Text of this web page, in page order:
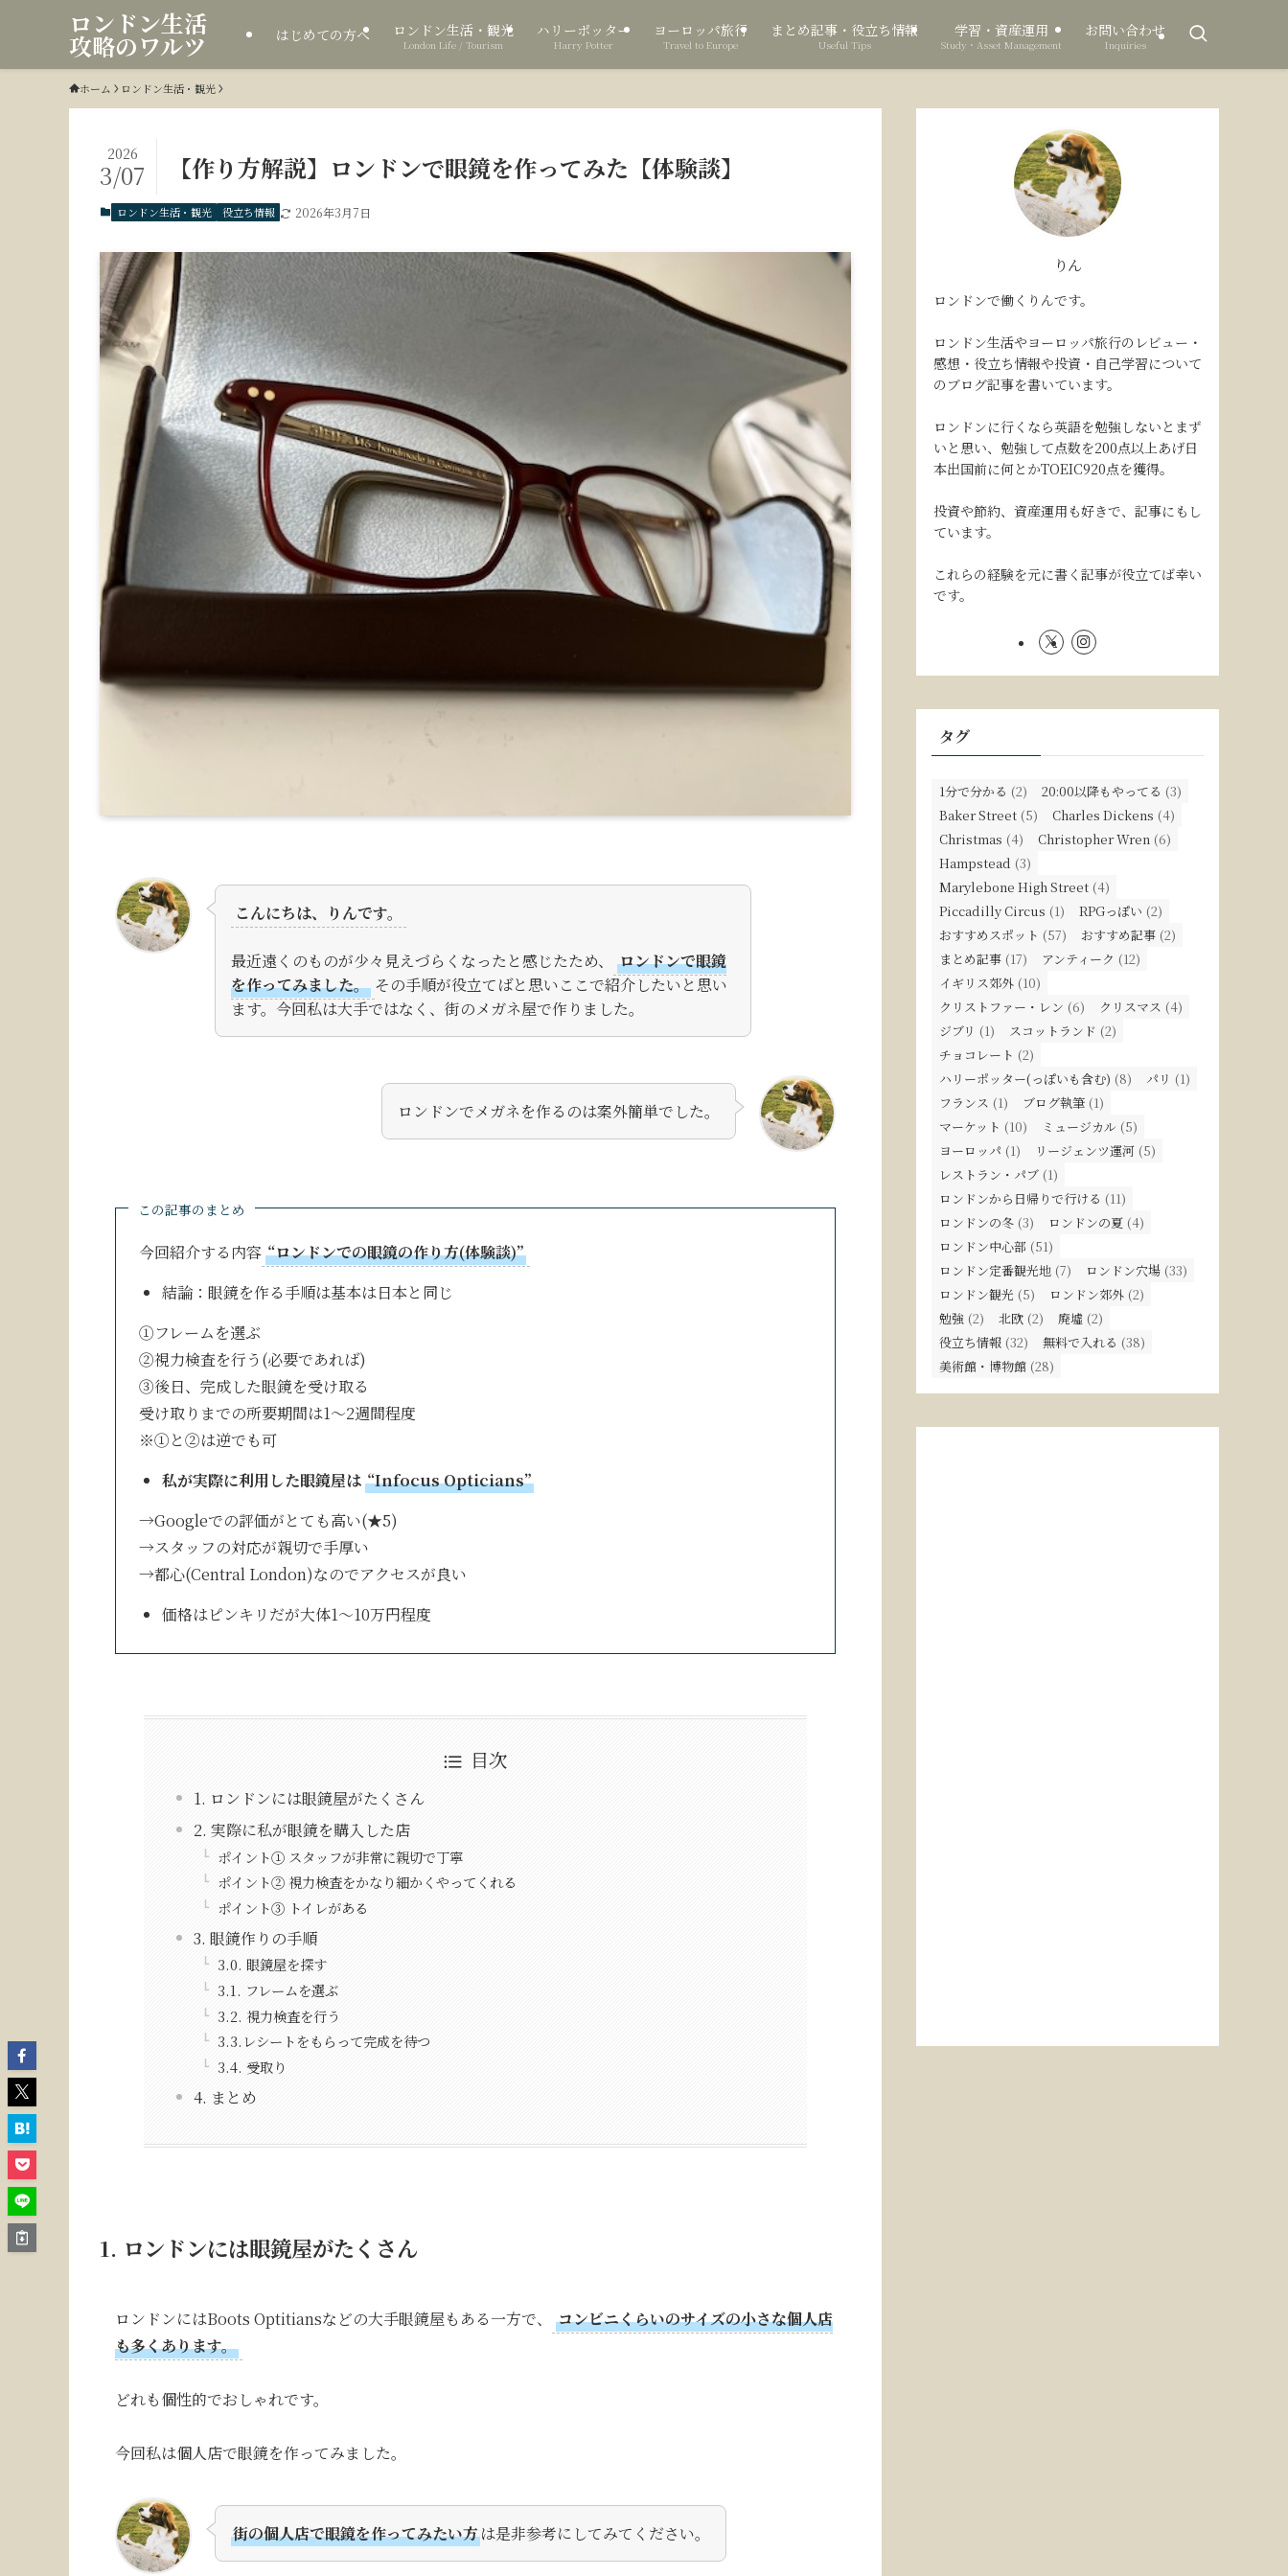
ロンドン生活
攻略のワルツ はじめての方へ ロンドン生活・観光
London Life / Tourism
ハリーポッター
Harry Potter
ヨーロッパ旅行
Travel to Europe
まとめ記事・役立ち情報
Useful Tips
学習・資産運用
Study・Asset Management
お問い合わせ
Inquiries
ホーム ロンドン生活・観光
【作り方解説】ロンドンで眼鏡を作ってみた【体験談】
2026
3/07
ロンドン生活・観光 役立ち情報 2026年3月7日
こんにちは、りんです。
最近遠くのものが少々見えづらくなったと感じたため、
ロンドンで眼鏡
を作ってみました。 その手順が役立てばと思いここで紹介したいと思い
ます。今回私は大手ではなく、街のメガネ屋で作りました。
ロンドンでメガネを作るのは案外簡単でした。
この記事のまとめ
今回紹介する内容 “ロンドンでの眼鏡の作り方(体験談)”
結論：眼鏡を作る手順は基本は日本と同じ
①フレームを選ぶ
②視力検査を行う(必要であれば)
③後日、完成した眼鏡を受け取る
受け取りまでの所要期間は1〜2週間程度
※①と②は逆でも可
私が実際に利用した眼鏡屋は “Infocus Opticians”
→Googleでの評価がとても高い(★5)
→スタッフの対応が親切で手厚い
→都心(Central London)なのでアクセスが良い
価格はピンキリだが大体1〜10万円程度
目次
1. ロンドンには眼鏡屋がたくさん
2. 実際に私が眼鏡を購入した店
ポイント① スタッフが非常に親切で丁寧
ポイント② 視力検査をかなり細かくやってくれる
ポイント③ トイレがある
3. 眼鏡作りの手順
3.0. 眼鏡屋を探す
3.1. フレームを選ぶ
3.2. 視力検査を行う
3.3.レシートをもらって完成を待つ
3.4. 受取り
4. まとめ
1. ロンドンには眼鏡屋がたくさん
ロンドンにはBoots Optitiansなどの大手眼鏡屋もある一方で、
コンビニくらいのサイズの小さな個人店
も多くあります。
どれも個性的でおしゃれです。
今回私は個人店で眼鏡を作ってみました。
街の個人店で眼鏡を作ってみたい方は是非参考にしてみてください。
りん
ロンドンで働くりんです。
ロンドン生活やヨーロッパ旅行のレビュー・
感想・役立ち情報や投資・自己学習について
のブログ記事を書いています。
ロンドンに行くなら英語を勉強しないとまず
いと思い、勉強して点数を200点以上あげ日
本出国前に何とかTOEIC920点を獲得。
投資や節約、資産運用も好きで、記事にもし
ています。
これらの経験を元に書く記事が役立てば幸い
です。
タグ
1分で分かる (2) 20:00以降もやってる (3)
Baker Street (5) Charles Dickens (4)
Christmas (4) Christopher Wren (6)
Hampstead (3)
Marylebone High Street (4)
Piccadilly Circus (1) RPGっぽい (2)
おすすめスポット (57) おすすめ記事 (2)
まとめ記事 (17) アンティーク (12)
イギリス郊外 (10)
クリストファー・レン (6) クリスマス (4)
ジブリ (1) スコットランド (2)
チョコレート (2)
ハリーポッター(っぽいも含む) (8) パリ (1)
フランス (1) ブログ執筆 (1)
マーケット (10) ミュージカル (5)
ヨーロッパ (1) リージェンツ運河 (5)
レストラン・パブ (1)
ロンドンから日帰りで行ける (11)
ロンドンの冬 (3) ロンドンの夏 (4)
ロンドン中心部 (51)
ロンドン定番観光地 (7) ロンドン穴場 (33)
ロンドン観光 (5) ロンドン郊外 (2)
勉強 (2) 北欧 (2) 廃墟 (2)
役立ち情報 (32) 無料で入れる (38)
美術館・博物館 (28)